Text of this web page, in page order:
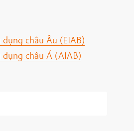
châu Âu (EIAB)
châu Á (AIAB)